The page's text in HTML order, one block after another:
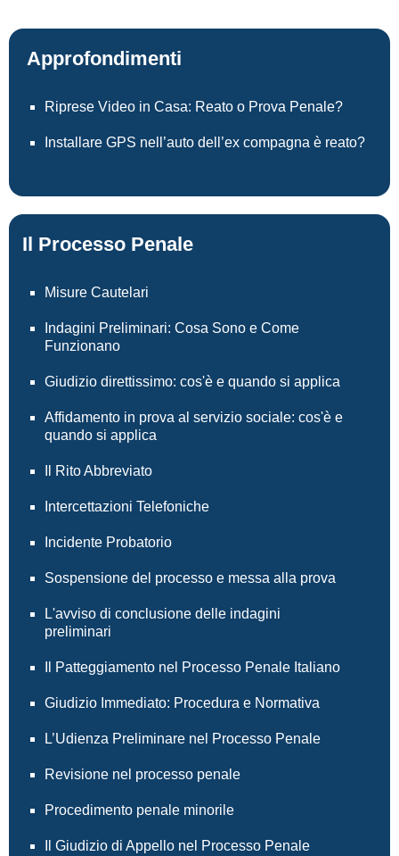
Il Processo Penale
Misure Cautelari
Indagini Preliminari: Cosa Sono e Come
Funzionano
Giudizio direttissimo: cos'è e quando si applica
Affidamento in prova al servizio sociale: cos'è e
quando si applica
Il Rito Abbreviato
Intercettazioni Telefoniche
Incidente Probatorio
Sospensione del processo e messa alla prova
L'avviso di conclusione delle indagini
preliminari
Il Patteggiamento nel Processo Penale Italiano
Giudizio Immediato: Procedura e Normativa
L’Udienza Preliminare nel Processo Penale
Revisione nel processo penale
Procedimento penale minorile
Il Giudizio di Appello nel Processo Penale
Approfondimenti
Riprese Video in Casa: Reato o Prova Penale?
Installare GPS nell’auto dell’ex compagna è reato?